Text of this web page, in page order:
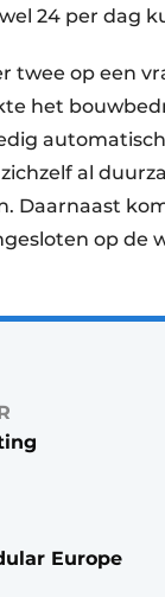
24 per dag
twee op een
het
al
Daarnaast
op de
Europe